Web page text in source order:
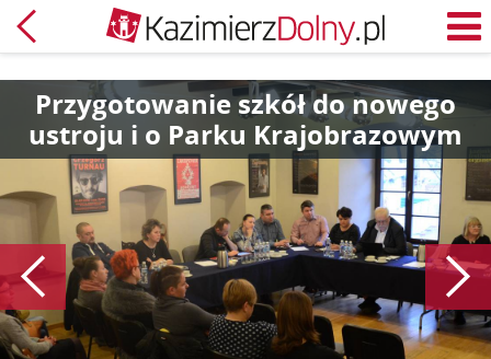
Powrót
Przygotowanie szkół do nowego
ustroju i o Parku Krajobrazowym
Poprzedni